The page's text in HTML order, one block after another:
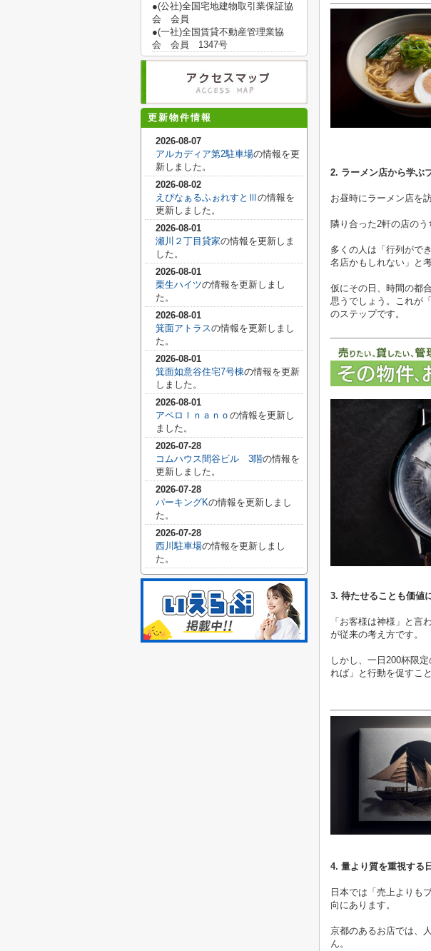
2. ラーメン店から学ぶ
お昼時にラーメン店を
隣り合った2軒の店のう
多くの人は「行列がで
名店かもしれない」と
仮にその日、時間の都
思うでしょう。これが
のステップです。
3. 待たせることも価値
「お客様は神様」と言
が従来の考え方です。
しかし、一日200杯限
れば」と行動を促すこ
4. 量より質を重視する
日本では「売上よりも
向にあります。
京都のあるお店では、
ん。
●(公社)全国宅地建物取引業保証協
会 会員
●(一社)全国賃貸不動産管理業協
会 会員 1347号
更新物件情報
2026-08-07
アルカディア第2駐車場の情報を更
新しました。
2026-08-02
えぴなぁるふぉれすとⅢ の情報を
更新しました。
2026-08-01
瀬川２丁目貸家の情報を更新しま
した。
2026-08-01
栗生ハイツの情報を更新しまし
た。
2026-08-01
箕面アトラスの情報を更新しまし
た。
2026-08-01
箕面如意谷住宅7号棟の情報を更新
しました。
2026-08-01
アペロＩｎａｎｏ の情報を更新し
ました。
2026-07-28
コムハウス間谷ビル 3階の情報を
更新しました。
2026-07-28
パーキングKの情報を更新しまし
た。
2026-07-28
西川駐車場の情報を更新しまし
た。